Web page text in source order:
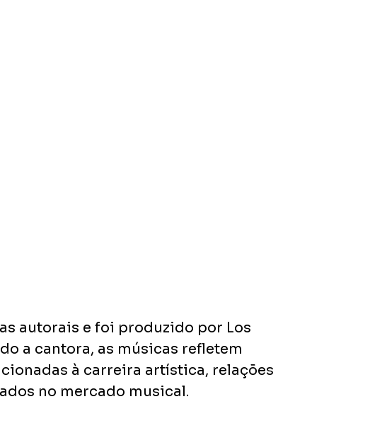
autorais e foi produzido por Los
a cantora, as músicas refletem
à carreira artística, relações
no mercado musical.